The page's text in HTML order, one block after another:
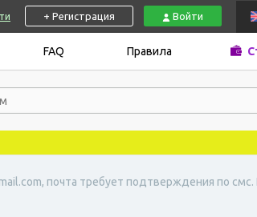
+ Регистрация Войти
FAQ Правила
почта требует подтверждения по смс.